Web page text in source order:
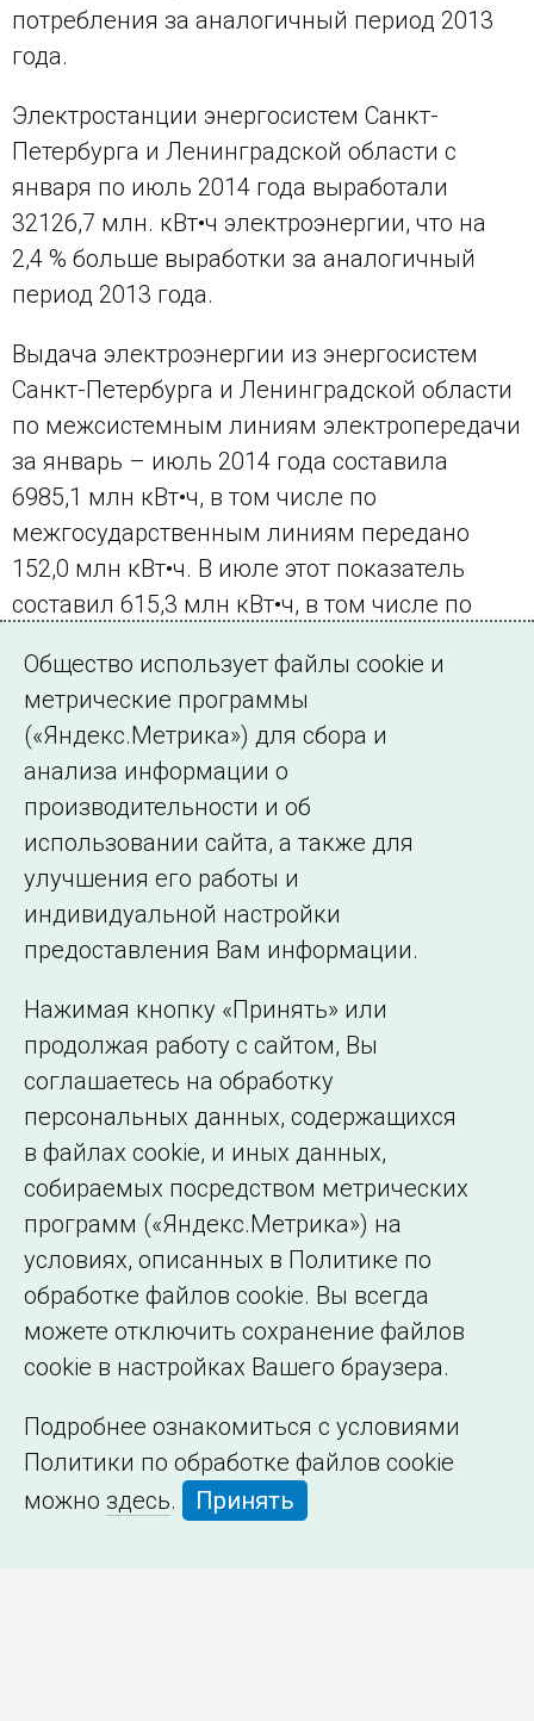
потребления за аналогичный период 2013
года.
Электростанции энергосистем Санкт-
Петербурга и Ленинградской области с
января по июль 2014 года выработали
32126,7 млн. кВт•ч электроэнергии, что на
2,4 % больше выработки за аналогичный
период 2013 года.
Выдача электроэнергии из энергосистем
Санкт-Петербурга и Ленинградской области
по межсистемным линиям электропередачи
за январь – июль 2014 года составила
6985,1 млн кВт•ч, в том числе по
межгосударственным линиям передано
152,0 млн кВт•ч. В июле этот показатель
составил 615,3 млн кВт•ч, в том числе по
млн. кВт•ч.
← Все публикации
Подписаться на новости
©2005–2026 АО «СО ЕЭС»
Филиалы и
представительства
образовательной
организации
Общество использует файлы cookie и
метрические программы
(«Яндекс.Метрика») для сбора и
анализа информации о
производительности и об
использовании сайта, а также для
улучшения его работы и
индивидуальной настройки
предоставления Вам информации.
Нажимая кнопку «Принять» или
продолжая работу с сайтом, Вы
соглашаетесь на обработку
персональных данных, содержащихся
в файлах cookie, и иных данных,
собираемых посредством метрических
программ («Яндекс.Метрика») на
условиях, описанных в Политике по
обработке файлов cookie. Вы всегда
можете отключить сохранение файлов
cookie в настройках Вашего браузера.
Подробнее ознакомиться с условиями
Политики по обработке файлов cookie
можно здесь. Принять